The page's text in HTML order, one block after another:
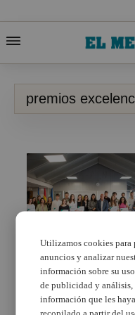
premios
El Ayuntamiento de
Massamagrell
los Premios a la
Excelencia
del alumnado de
Utilizamos cookies
anuncios y analizar
información sobre su
de publicidad y análisis,
información que les
recopilado a partir del